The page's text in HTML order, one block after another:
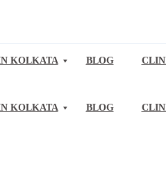
KOLKATA BLOG
KOLKATA BLOG